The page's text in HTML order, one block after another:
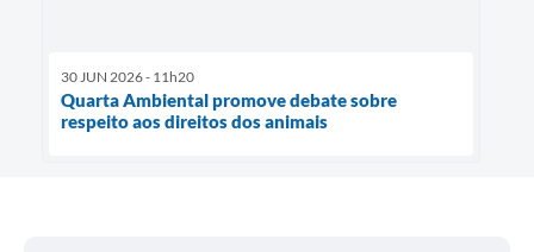
30 JUN 2026 - 11h20
Quarta Ambiental promove debate sobre
respeito aos direitos dos animais